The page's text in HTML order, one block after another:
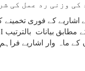
مطابق بیانات
بالترتیب I